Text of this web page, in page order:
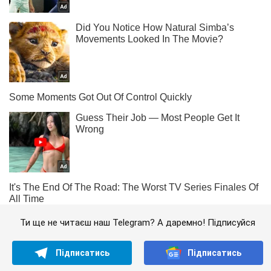
Ти ще не читаєш наш Telegram? А даремно! Підписуйся
Підписатись Підписатись